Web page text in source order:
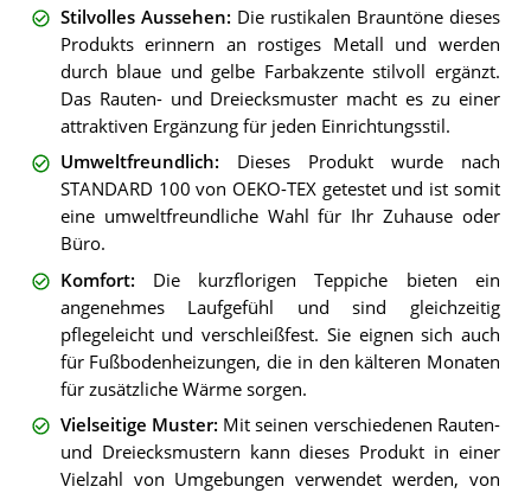
Stilvolles Aussehen: Die rustikalen Brauntöne dieses
Produkts erinnern an rostiges Metall und werden
durch blaue und gelbe Farbakzente stilvoll ergänzt.
Das Rauten- und Dreiecksmuster macht es zu einer
attraktiven Ergänzung für jeden Einrichtungsstil.
Umweltfreundlich: Dieses Produkt wurde nach
STANDARD 100 von OEKO-TEX getestet und ist somit
eine umweltfreundliche Wahl für Ihr Zuhause oder
Büro.
Komfort: Die kurzflorigen Teppiche bieten ein
angenehmes Laufgefühl und sind gleichzeitig
pflegeleicht und verschleißfest. Sie eignen sich auch
für Fußbodenheizungen, die in den kälteren Monaten
für zusätzliche Wärme sorgen.
Vielseitige Muster: Mit seinen verschiedenen Rauten-
und Dreiecksmustern kann dieses Produkt in einer
Vielzahl von Umgebungen verwendet werden, von